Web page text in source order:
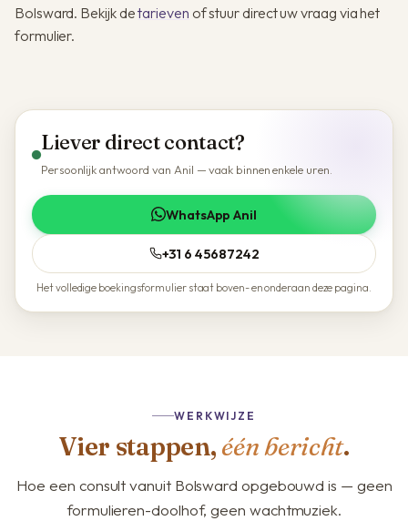
Bolsward. Bekijk detarieven of stuur direct uw vraag via het
formulier.
Liever direct contact?
Persoonlijk antwoord van Anil — vaak binnen enkele uren.
WhatsApp Anil
+31 6 45687242
Het volledige boekingsformulier staat boven- en onderaan deze pagina.
WERKWIJZE
Vier stappen, één bericht.
Hoe een consult vanuit Bolsward opgebouwd is — geen
formulieren-doolhof, geen wachtmuziek.